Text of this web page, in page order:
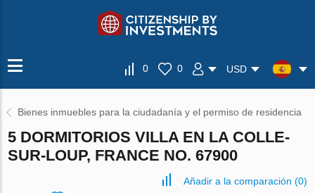
0 0 USD
Bienes inmuebles para la ciudadanía y el permiso de residencia
5 DORMITORIOS VILLA EN LA COLLE-
SUR-LOUP, FRANCE NO. 67900
Añadir a la comparación (0)